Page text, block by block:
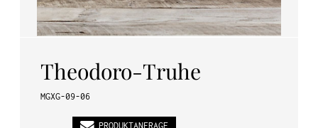
Theodoro-Truhe
MGXG-09-06
PRODUKTANFRAGE